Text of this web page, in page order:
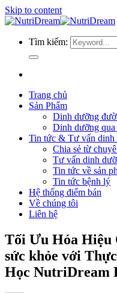
Skip to content
Tìm kiếm:
Trang chủ
Sản Phẩm
Dinh dưỡng
Dinh dưỡng
Tin tức & Tư vấn dinh
Chia sẻ từ
Tư vấn dinh
Tin tức về sản
Tin tức bệnh lý
Hệ thống điểm bán
Về chúng tôi
Liên hệ
Tối Ưu Hóa
sức khỏe với
Học NutriDream